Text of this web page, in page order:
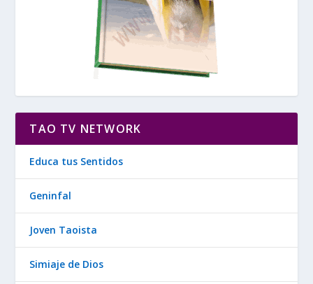
TAO TV NETWORK
Educa tus Sentidos
Geninfal
Joven Taoista
Simiaje de Dios